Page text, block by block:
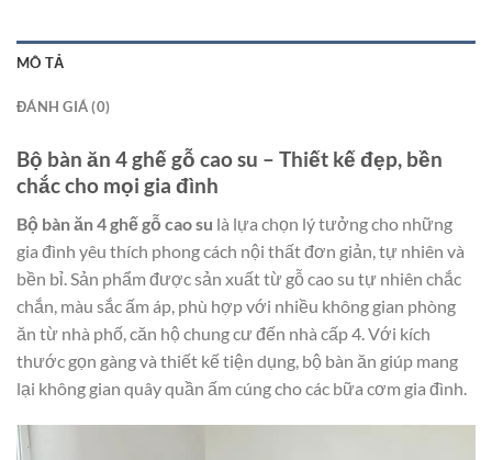
MÔ TẢ
ĐÁNH GIÁ (0)
Bộ bàn ăn 4 ghế gỗ cao su – Thiết kế đẹp, bền
chắc cho mọi gia đình
Bộ bàn ăn 4 ghế gỗ cao su là lựa chọn lý tưởng cho những
gia đình yêu thích phong cách nội thất đơn giản, tự nhiên và
bền bỉ. Sản phẩm được sản xuất từ gỗ cao su tự nhiên chắc
chắn, màu sắc ấm áp, phù hợp với nhiều không gian phòng
ăn từ nhà phố, căn hộ chung cư đến nhà cấp 4. Với kích
thước gọn gàng và thiết kế tiện dụng, bộ bàn ăn giúp mang
lại không gian quây quần ấm cúng cho các bữa cơm gia đình.